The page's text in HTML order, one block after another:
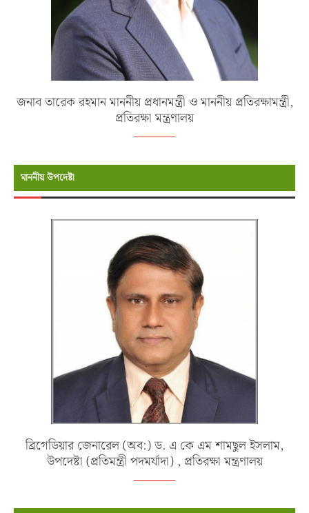
জনাব তারেক রহমান মাননীয় প্রধানমন্ত্রী ও মাননীয় প্রতিরক্ষামন্ত্রী,
প্রতিরক্ষা মন্ত্রণালয়
মাননীয় উপদেষ্টা
ব্রিগেডিয়ার জেনারেল (অব:) ড. এ কে এম শামছুল ইসলাম,
উপদেষ্টা (প্রতিমন্ত্রী পদমর্যাদা) , প্রতিরক্ষা মন্ত্রণালয়